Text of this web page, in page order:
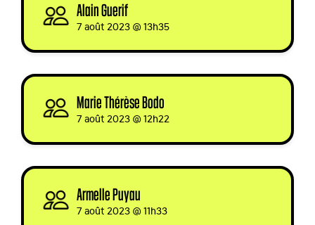
Alain Guerif
7 août 2023 @ 13h35
Marie Thérèse Bodo
7 août 2023 @ 12h22
Armelle Puyau
7 août 2023 @ 11h33